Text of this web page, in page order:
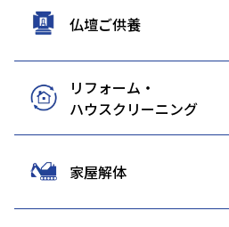
仏壇ご供養
リフォーム・
ハウスクリーニング
家屋解体